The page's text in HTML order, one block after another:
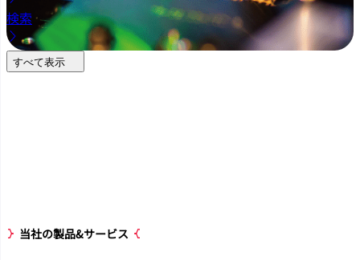
検索
すべて表示
当社の製品&サービス